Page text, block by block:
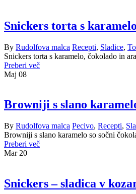
Snickers torta s
By Rudolfova malca Recepti, Sladice,
Snickers torta s karamelo, čokolado in
Preberi več
Maj 08
Browniji s slano
By Rudolfova malca Pecivo, Recepti,
Browniji s slano karamelo so sočni
Preberi več
Mar 20
Snickers – sladica v